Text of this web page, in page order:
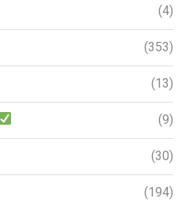
(4)
(353)
(13)
(9)
(30)
(194)